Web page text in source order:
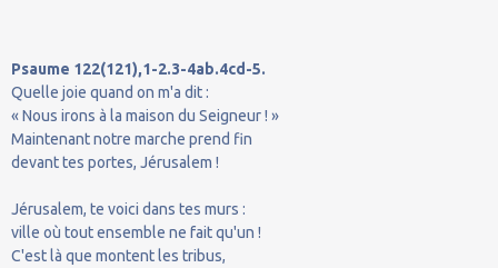
Psaume 122(121),1-2.3-4ab.4cd-5.
Quelle joie quand on m'a dit :
« Nous irons à la maison du Seigneur ! »
Maintenant notre marche prend fin
devant tes portes, Jérusalem !
Jérusalem, te voici dans tes murs :
ville où tout ensemble ne fait qu'un !
C'est là que montent les tribus,